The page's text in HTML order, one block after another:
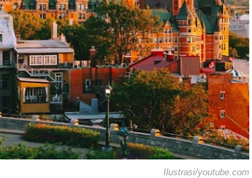
Ilustrasi/youtube.com